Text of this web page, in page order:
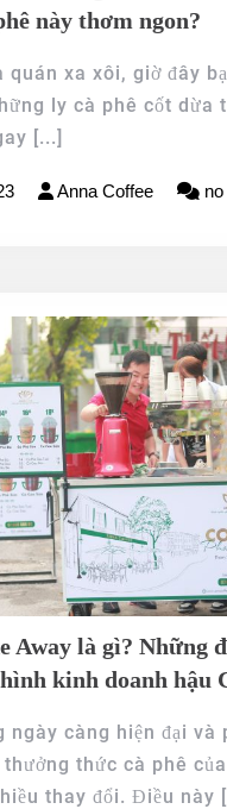
này thơm ngon?
quán xa xôi, giờ đây
ly cà phê cốt dừa
[...]
Anna Coffee
Away là gì? Những
kinh doanh hậu
ngày càng hiện đại và
thức cà phê
thay đổi. Điều này